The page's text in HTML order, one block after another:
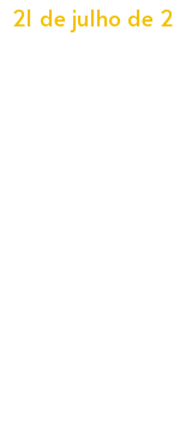
21 de julho de